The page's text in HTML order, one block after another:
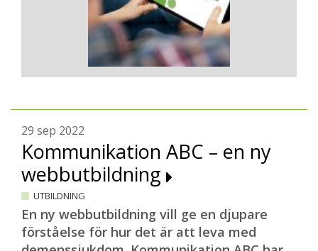
29 sep 2022
Kommunikation ABC – en ny
webbutbildning
UTBILDNING
En ny webbutbildning vill ge en djupare
förståelse för hur det är att leva med